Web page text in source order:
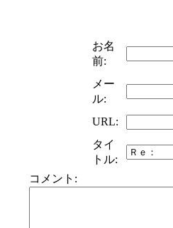
お名
前:
メー
ル:
URL:
タイ
トル:
コメント: